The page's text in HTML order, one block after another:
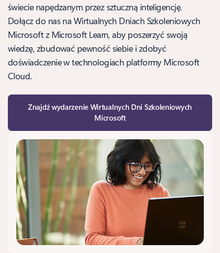
świecie napędzanym przez sztuczną inteligencję.
Dołącz do nas na Wirtualnych Dniach Szkoleniowych
Microsoft z Microsoft Learn, aby poszerzyć swoją
wiedzę, zbudować pewność siebie i zdobyć
doświadczenie w technologiach platformy Microsoft
Cloud.
Znajdź wydarzenie Wirtualnych Dni Szkoleniowych
Microsoft